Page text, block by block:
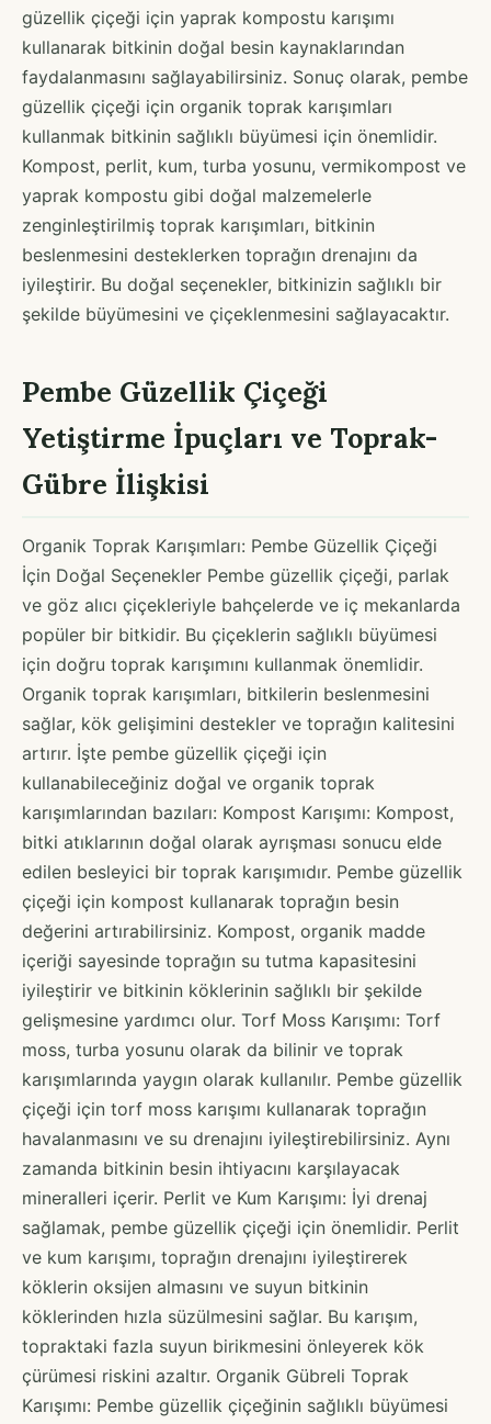
güzellik çiçeği için yaprak kompostu karışımı
kullanarak bitkinin doğal besin kaynaklarından
faydalanmasını sağlayabilirsiniz. Sonuç olarak, pembe
güzellik çiçeği için organik toprak karışımları
kullanmak bitkinin sağlıklı büyümesi için önemlidir.
Kompost, perlit, kum, turba yosunu, vermikompost ve
yaprak kompostu gibi doğal malzemelerle
zenginleştirilmiş toprak karışımları, bitkinin
beslenmesini desteklerken toprağın drenajını da
iyileştirir. Bu doğal seçenekler, bitkinizin sağlıklı bir
şekilde büyümesini ve çiçeklenmesini sağlayacaktır.
Pembe Güzellik Çiçeği
Yetiştirme İpuçları ve Toprak-
Gübre İlişkisi
Organik Toprak Karışımları: Pembe Güzellik Çiçeği
İçin Doğal Seçenekler Pembe güzellik çiçeği, parlak
ve göz alıcı çiçekleriyle bahçelerde ve iç mekanlarda
popüler bir bitkidir. Bu çiçeklerin sağlıklı büyümesi
için doğru toprak karışımını kullanmak önemlidir.
Organik toprak karışımları, bitkilerin beslenmesini
sağlar, kök gelişimini destekler ve toprağın kalitesini
artırır. İşte pembe güzellik çiçeği için
kullanabileceğiniz doğal ve organik toprak
karışımlarından bazıları: Kompost Karışımı: Kompost,
bitki atıklarının doğal olarak ayrışması sonucu elde
edilen besleyici bir toprak karışımıdır. Pembe güzellik
çiçeği için kompost kullanarak toprağın besin
değerini artırabilirsiniz. Kompost, organik madde
içeriği sayesinde toprağın su tutma kapasitesini
iyileştirir ve bitkinin köklerinin sağlıklı bir şekilde
gelişmesine yardımcı olur. Torf Moss Karışımı: Torf
moss, turba yosunu olarak da bilinir ve toprak
karışımlarında yaygın olarak kullanılır. Pembe güzellik
çiçeği için torf moss karışımı kullanarak toprağın
havalanmasını ve su drenajını iyileştirebilirsiniz. Aynı
zamanda bitkinin besin ihtiyacını karşılayacak
mineralleri içerir. Perlit ve Kum Karışımı: İyi drenaj
sağlamak, pembe güzellik çiçeği için önemlidir. Perlit
ve kum karışımı, toprağın drenajını iyileştirerek
köklerin oksijen almasını ve suyun bitkinin
köklerinden hızla süzülmesini sağlar. Bu karışım,
topraktaki fazla suyun birikmesini önleyerek kök
çürümesi riskini azaltır. Organik Gübreli Toprak
Karışımı: Pembe güzellik çiçeğinin sağlıklı büyümesi